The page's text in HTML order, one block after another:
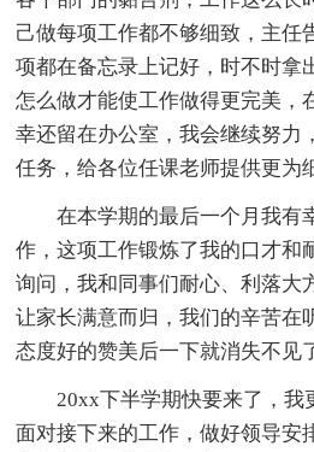
己做每项工作都不够细致，主任
项都在备忘录上记好，时不时拿
怎么做才能使工作做得更完美，
幸还留在办公室，我会继续努力
任务，给各位任课老师提供更为
在本学期的最后一个月我有
作，这项工作锻炼了我的口才和
询问，我和同事们耐心、利落大
让家长满意而归，我们的辛苦在
态度好的赞美后一下就消失不见
20xx下半学期快要来了，我
面对接下来的工作，做好领导安